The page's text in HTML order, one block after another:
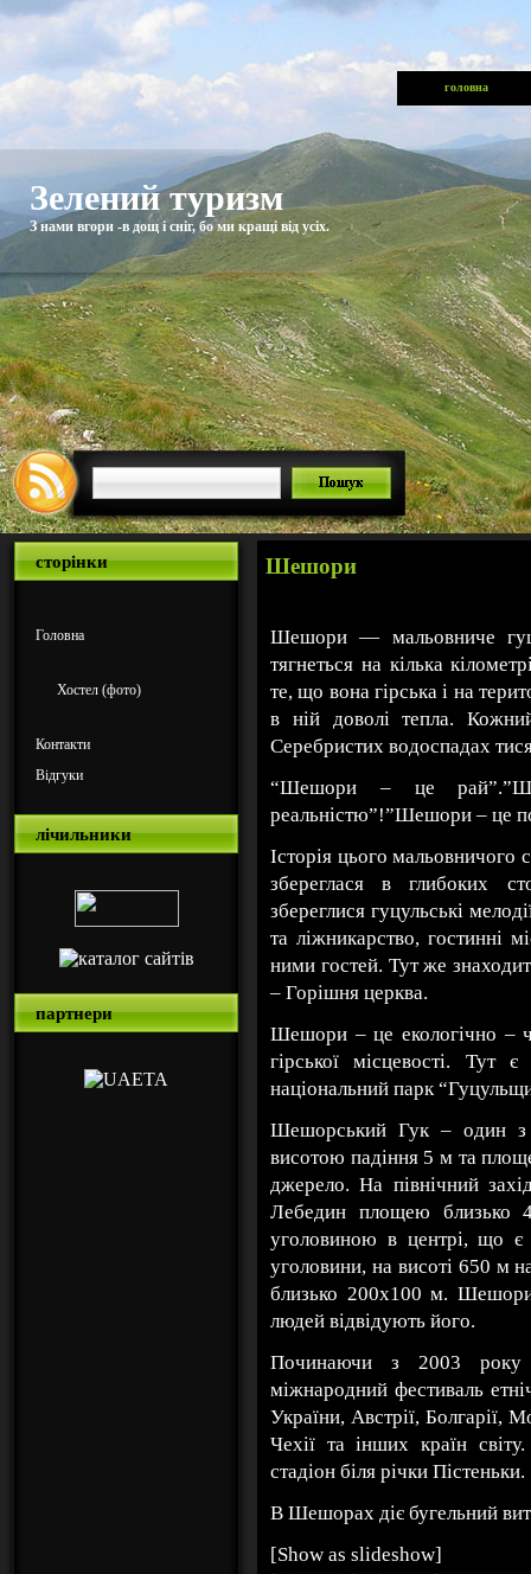
головна
Зелений туризм
З нами вгори -в дощ і сніг, бо ми кращі від усіх.
сторінки
Головна
Хостел (фото)
Контакти
Відгуки
лічильники
партнери
Шешори
Шешори — мальовниче
тягнеться на кілька
те, що вона гірська і на
в ній доволі тепла.
Серебристих водоспадах
“Шешори – це
реальністю”!”Шешори – це
Історія цього мальовничого
збереглася в глибоких
збереглися гуцульські
та ліжникарство, гостинні
ними гостей. Тут же
– Горішня церква.
Шешори – це екологічно –
гірської місцевості. Тут
національний парк
Шешорський Гук – один з
висотою падіння 5 м та
джерело. На північний
Лебедин площею близько
уголовиною в центрі, що є
уголовини, на висоті 650 м
близько 200х100 м. Шешори
людей відвідують його.
Починаючи з 2003
міжнародний фестиваль
України, Австрії, Болгарії,
Чехії та інших країн
стадіон біля річки Пістеньки.
В Шешорах діє бугельний
[Show as slideshow]